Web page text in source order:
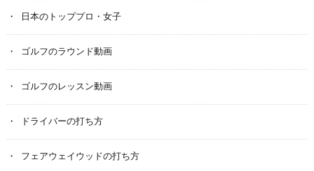
日本のトッププロ・女子
ゴルフのラウンド動画
ゴルフのレッスン動画
ドライバーの打ち方
フェアウェイウッドの打ち方